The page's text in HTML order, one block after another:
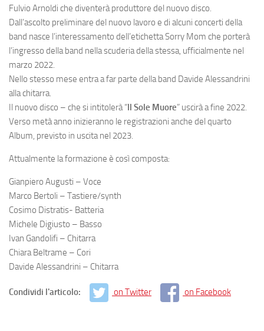
Fulvio Arnoldi che diventerà produttore del nuovo disco.
Dall’ascolto preliminare del nuovo lavoro e di alcuni concerti della
band nasce l’interessamento dell’etichetta Sorry Mom che porterà
l’ingresso della band nella scuderia della stessa, ufficialmente nel
marzo 2022.
Nello stesso mese entra a far parte della band Davide Alessandrini
alla chitarra.
Il nuovo disco – che si intitolerà “Il Sole Muore” uscirà a fine 2022.
Verso metà anno inizieranno le registrazioni anche del quarto
Album, previsto in uscita nel 2023.
Attualmente la formazione è così composta:
Gianpiero Augusti – Voce
Marco Bertoli – Tastiere/synth
Cosimo Distratis- Batteria
Michele Digiusto – Basso
Ivan Gandolifi – Chitarra
Chiara Beltrame – Cori
Davide Alessandrini – Chitarra
Condividi l'articolo: on Twitter on Facebook